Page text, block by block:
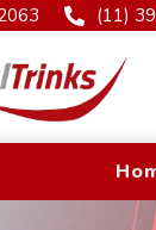
(11)